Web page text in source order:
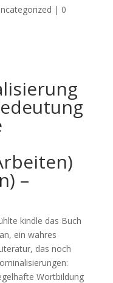
| 0
–
kindle das Buch
ein wahres
das noch
Wortbildung